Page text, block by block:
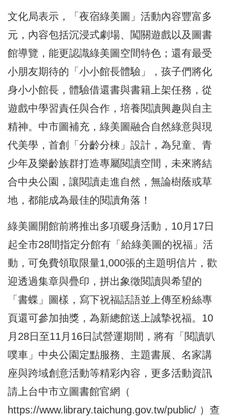
文化局表示，「夜宿綠美圖」活動內容豐富多
元，內容包括沉浸式劇場、闖關遊戲以及圖書
館導覽，能更認識綠美圖空間特色；還有最受
小朋友期待的「小小館長體驗」，孩子們將化
身小小館長，體驗借還書與書籍上架任務，從
遊戲中學習責任與合作，培養閱讀興趣與自主
精神。中市圖補充，綠美圖融合自然綠意與現
代美學，首創「分齡分棟」設計，為兒童、青
少年及樂齡族群打造專屬閱讀空間，未來將結
合中央公園，讓閱讀走進自然，無論樹蔭或草
地，都能成為最佳的閱讀角落！
綠美圖開館前將推出多項暖身活動，10月17日
起全市28間指定分館有「給綠美圖的祝福」活
動，可免費領取限量1,000張的主題明信片，歡
迎透過集章與疊印，拼出象徵閱讀與希望的
「書蝶」圖樣，寫下祝福話語並上傳至粉絲專
頁還可參加抽獎，為新總館送上誠摯祝福。10
月28日至11月16日試營運期間，將有「閱讀叭
噗車」中央公園定點服務、主題書展、名家講
座與跨域創意活動等精彩內容，更多活動資訊
請上台中市立圖書館官網（
https://www.library.taichung.gov.tw/public/ ）查